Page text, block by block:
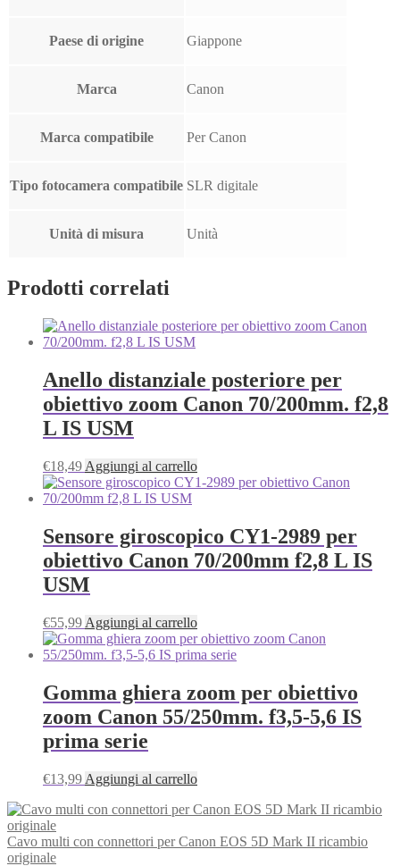
Paese di origine Giappone
Marca Canon
Marca compatibile Per Canon
Tipo fotocamera compatibile SLR digitale
Unità di misura Unità
Prodotti correlati
Anello distanziale posteriore per
obiettivo zoom Canon 70/200mm. f2,8
L IS USM
€18,49 Aggiungi al carrello
Sensore giroscopico CY1-2989 per
obiettivo Canon 70/200mm f2,8 L IS
USM
€55,99 Aggiungi al carrello
Gomma ghiera zoom per obiettivo
zoom Canon 55/250mm. f3,5-5,6 IS
prima serie
€13,99 Aggiungi al carrello
Cavo multi con connettori per Canon EOS 5D Mark II ricambio
originale